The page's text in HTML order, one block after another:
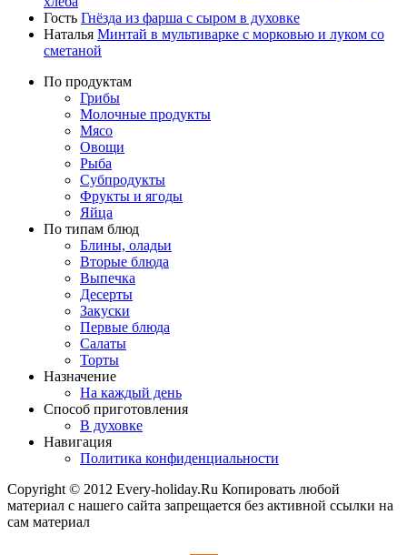
Гость Гнёзда из фарша с сыром в духовке
Наталья Минтай в мультиварке с морковью и луком со
сметаной
По продуктам
Грибы
Молочные продукты
Мясо
Овощи
Рыба
Субпродукты
Фрукты и ягоды
Яйца
По типам блюд
Блины, оладьи
Вторые блюда
Выпечка
Десерты
Закуски
Первые блюда
Салаты
Торты
Назначение
На каждый день
Способ приготовления
В духовке
Навигация
Политика конфиденциальности
Copyright © 2012 Every-holiday.Ru Копировать любой
материал с нашего сайта запрещается без активной ссылки на
сам материал